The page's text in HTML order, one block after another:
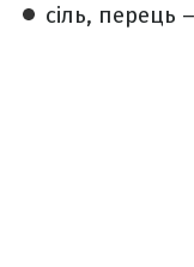
сіль, перець